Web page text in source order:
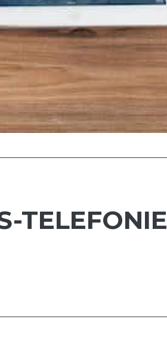
TELEFONIE